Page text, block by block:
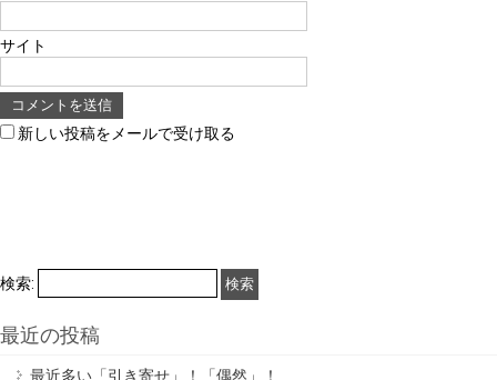
サイト
新しい投稿をメールで受け取る
検索:
最近の投稿
最近多い「引き寄せ」！「偶然」！